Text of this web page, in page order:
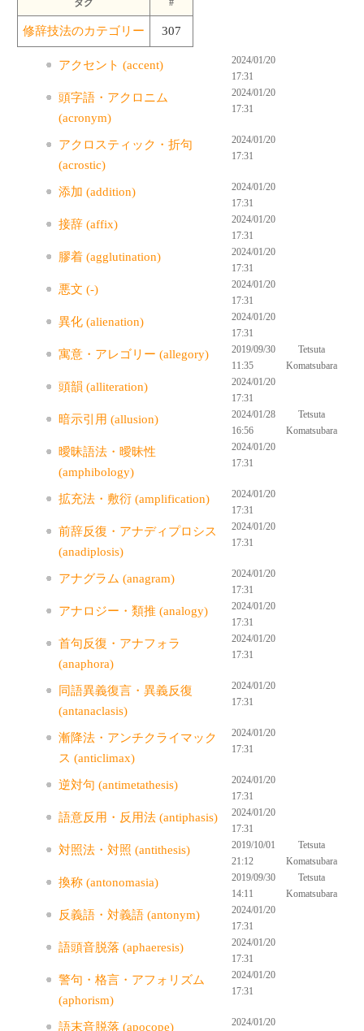
タグ #
修辞技法のカテゴリー 307
アクセント (accent)
2024/01/20
17:31
頭字語・アクロニム
(acronym)
2024/01/20
17:31
アクロスティック・折句
(acrostic)
2024/01/20
17:31
添加 (addition)
2024/01/20
17:31
接辞 (affix)
2024/01/20
17:31
膠着 (agglutination)
2024/01/20
17:31
悪文 (-)
2024/01/20
17:31
異化 (alienation)
2024/01/20
17:31
寓意・アレゴリー (allegory)
2019/09/30
11:35
Tetsuta
Komatsubara
頭韻 (alliteration)
2024/01/20
17:31
暗示引用 (allusion)
2024/01/28
16:56
Tetsuta
Komatsubara
曖昧語法・曖昧性
(amphibology)
2024/01/20
17:31
拡充法・敷衍 (amplification)
2024/01/20
17:31
前辞反復・アナディプロシス
(anadiplosis)
2024/01/20
17:31
アナグラム (anagram)
2024/01/20
17:31
アナロジー・類推 (analogy)
2024/01/20
17:31
首句反復・アナフォラ
(anaphora)
2024/01/20
17:31
同語異義復言・異義反復
(antanaclasis)
2024/01/20
17:31
漸降法・アンチクライマック
ス (anticlimax)
2024/01/20
17:31
逆対句 (antimetathesis)
2024/01/20
17:31
語意反用・反用法 (antiphasis)
2024/01/20
17:31
対照法・対照 (antithesis)
2019/10/01
21:12
Tetsuta
Komatsubara
換称 (antonomasia)
2019/09/30
14:11
Tetsuta
Komatsubara
反義語・対義語 (antonym)
2024/01/20
17:31
語頭音脱落 (aphaeresis)
2024/01/20
17:31
警句・格言・アフォリズム
(aphorism)
2024/01/20
17:31
語末音脱落 (apocope)
2024/01/20